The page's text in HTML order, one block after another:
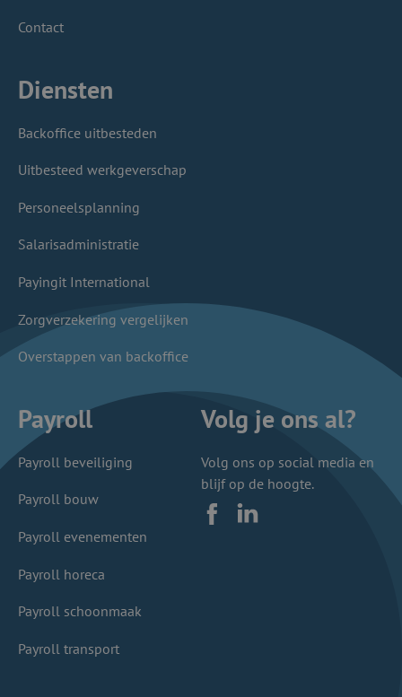
Contact
Diensten
Backoffice uitbesteden
Uitbesteed werkgeverschap
Personeelsplanning
Salarisadministratie
Payingit International
Zorgverzekering vergelijken
Overstappen van backoffice
Payroll
Payroll beveiliging
Payroll bouw
Payroll evenementen
Payroll horeca
Payroll schoonmaak
Payroll transport
Volg je ons al?
Volg ons op social media en
blijf op de hoogte.
FacebookLinkedIn